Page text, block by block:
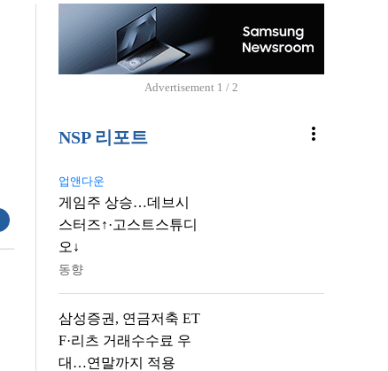
Advertisement 1 / 2
NSP 리포트 more_vert
업앤다운
게임주 상승…데브시
스터즈↑·고스트스튜디
오↓
동향
삼성증권, 연금저축 ET
F·리츠 거래수수료 우
대…연말까지 적용